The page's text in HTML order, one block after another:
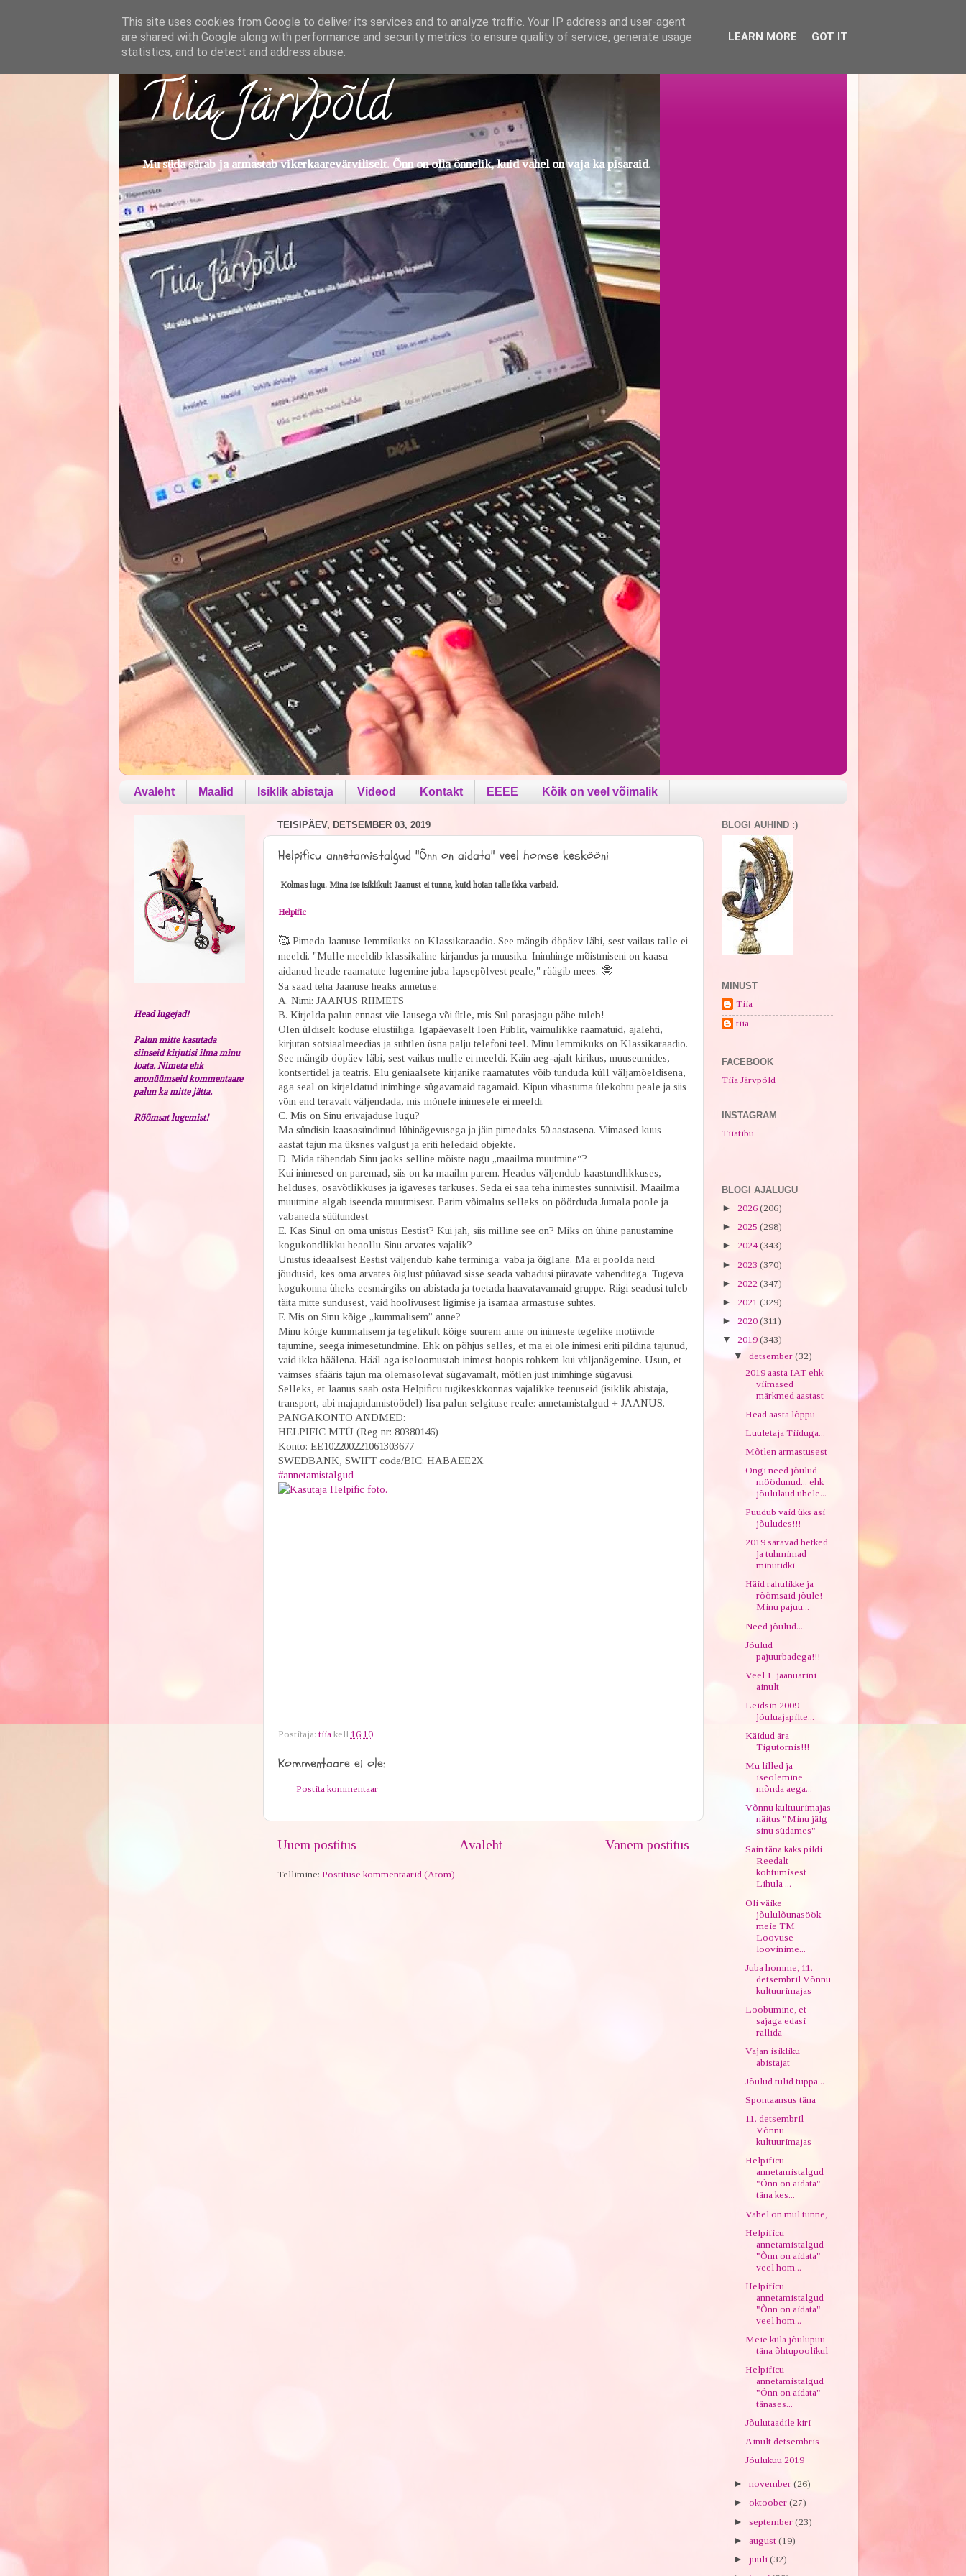
Tiia Järvpõld
Mu süda särab ja armastab vikerkaarevärviliselt. Õnn on olla õnnelik, kuid vahel on vaja ka pisaraid.
Avaleht Maalid Isiklik abistaja Videod Kontakt EEEE Kõik on veel võimalik
TEISIPÄEV, DETSEMBER 03, 2019
Helpificu annetamistalgud "Õnn on aidata" veel homse keskööni
Kolmas lugu. Mina ise isiklikult Jaanust ei tunne, kuid hoian talle ikka varbaid.
Helpific
🥰Pimeda Jaanuse lemmikuks on Klassikaraadio. See mängib ööpäev läbi, sest vaikus talle ei
meeldi. "Mulle meeldib klassikaline kirjandus ja muusika. Inimhinge mõistmiseni on kaasa
aidanud heade raamatute lugemine juba lapsepõlvest peale," räägib mees. 🤓
Sa saad teha Jaanuse heaks annetuse.
A. Nimi: JAANUS RIIMETS
B. Kirjelda palun ennast viie lausega või ütle, mis Sul parasjagu pähe tuleb!
Olen üldiselt koduse elustiiliga. Igapäevaselt loen Piiblit, vaimulikke raamatuid, ajalehti,
kirjutan sotsiaalmeedias ja suhtlen üsna palju telefoni teel. Minu lemmikuks on Klassikaraadio.
See mängib ööpäev läbi, sest vaikus mulle ei meeldi. Käin aeg-ajalt kirikus, muuseumides,
kontsertidel ja teatris. Elu geniaalsete kirjanike raamatutes võib tunduda küll väljamõeldisena,
aga seal on kirjeldatud inimhinge sügavamaid tagamaid. Kipun vihastuma ülekohtu peale ja siis
võin end teravalt väljendada, mis mõnele inimesele ei meeldi.
C. Mis on Sinu erivajaduse lugu?
Ma sündisin kaasasündinud lühinägevusega ja jäin pimedaks 50.aastasena. Viimased kuus
aastat tajun ma üksnes valgust ja eriti heledaid objekte.
D. Mida tähendab Sinu jaoks selline mõiste nagu „maailma muutmine“?
Kui inimesed on paremad, siis on ka maailm parem. Headus väljendub kaastundlikkuses,
helduses, osavõtlikkuses ja igaveses tarkuses. Seda ei saa teha inimestes sunniviisil. Maailma
muutmine algab iseenda muutmisest. Parim võimalus selleks on pöörduda Jumala poole ja
vabaneda süütundest.
E. Kas Sinul on oma unistus Eestist? Kui jah, siis milline see on? Miks on ühine panustamine
kogukondlikku heaollu Sinu arvates vajalik?
Unistus ideaalsest Eestist väljendub kahe terminiga: vaba ja õiglane. Ma ei poolda neid
jõudusid, kes oma arvates õiglust püüavad sisse seada vabadusi piiravate vahenditega. Tugeva
kogukonna üheks eesmärgiks on abistada ja toetada haavatavamaid gruppe. Riigi seadusi tuleb
täita mitte sundusest, vaid hoolivusest ligimise ja isamaa armastuse suhtes.
F. Mis on Sinu kõige „kummalisem” anne?
Minu kõige kummalisem ja tegelikult kõige suurem anne on inimeste tegelike motiivide
tajumine, seega inimesetundmine. Ehk on põhjus selles, et ma ei ole inimesi eriti pildina tajunud,
vaid ikka häälena. Hääl aga iseloomustab inimest hoopis rohkem kui väljanägemine. Usun, et
vaimses sfääris tajun ma olemasolevat sügavamalt, mõtlen just inimhinge sügavusi.
Selleks, et Jaanus saab osta Helpificu tugikeskkonnas vajalikke teenuseid (isiklik abistaja,
transport, abi majapidamistöödel) lisa palun selgituse reale: annetamistalgud + JAANUS.
PANGAKONTO ANDMED:
HELPIFIC MTÜ (Reg nr: 80380146)
Konto: EE102200221061303677
SWEDBANK, SWIFT code/BIC: HABAEE2X
#annetamistalgud
Postitaja: tiia kell 16:10
Kommentaare ei ole:
Postita kommentaar
Uuem postitus Vanem postitus
Avaleht
Tellimine: Postituse kommentaarid (Atom)
Head lugejad!
Palun mitte kasutada
siinseid kirjutisi ilma minu
loata. Nimeta ehk
anonüümseid kommentaare
palun ka mitte jätta.
Rõõmsat lugemist!
BLOGI AUHIND :)
MINUST
Tiia
tiia
FACEBOOK
Tiia Järvpõld
INSTAGRAM
Tiiatibu
BLOGI AJALUGU
► 2026 (206)
► 2025 (298)
► 2024(343)
► 2023 (370)
► 2022 (347)
► 2021 (329)
► 2020 (311)
▼ 2019 (343)
▼ detsember (32)
2019 aasta IAT ehk
viimased
märkmed aastast
Head aasta lõppu
Luuletaja Tiiduga...
Mõtlen armastusest
Ongi need jõulud
möödunud... ehk
jõululaud ühele...
Puudub vaid üks asi
jõuludes!!!
2019 säravad hetked
ja tuhmimad
minutidki
Häid rahulikke ja
rõõmsaid jõule!
Minu pajuu...
Need jõulud....
Jõulud
pajuurbadega!!!
Veel 1. jaanuarini
ainult
Leidsin 2009
jõuluajapilte...
Käidud ära
Tigutornis!!!
Mu lilled ja
iseolemine
mõnda aega...
Võnnu kultuurimajas
näitus "Minu jälg
sinu südames"
Sain täna kaks pildi
Reedalt
kohtumisest
Lihula ...
Oli väike
jõululõunasöök
meie TM
Loovuse
loovinime...
Juba homme, 11.
detsembril Võnnu
kultuurimajas
Loobumine, et
sajaga edasi
rallida
Vajan isikliku
abistajat
Jõulud tulid tuppa...
Spontaansus täna
11. detsembril
Võnnu
kultuurimajas
Helpificu
annetamistalgud
"Õnn on aidata"
täna kes...
Vahel on mul tunne,
Helpificu
annetamistalgud
"Õnn on aidata"
veel hom...
Helpificu
annetamistalgud
"Õnn on aidata"
veel hom...
Meie küla jõulupuu
täna õhtupoolikul
Helpificu
annetamistalgud
"Õnn on aidata"
tänases...
Jõulutaadile kiri
Ainult detsembris
Jõulukuu 2019
► november (26)
► oktoober (27)
► september (23)
► august (19)
► juuli (32)
This site uses cookies from Google to deliver its services and to analyze traffic. Your IP address and user-agent
are shared with Google along with performance and security metrics to ensure quality of service, generate usage
statistics, and to detect and address abuse.
LEARN MORE GOT IT